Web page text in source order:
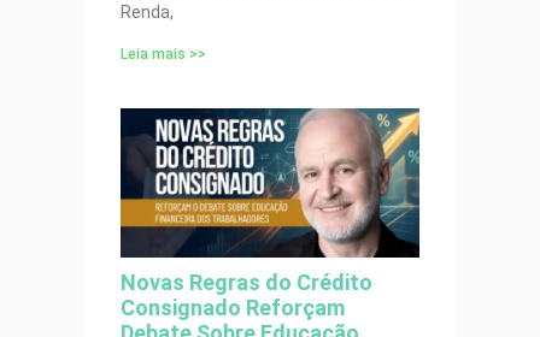
Renda,
Leia mais >>
Novas Regras do Crédito
Consignado Reforçam